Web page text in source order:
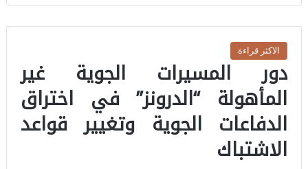
الاكثر قراءة
دور المسيرات الجوية غير
المأهولة “الدرونز” في اختراق
الدفاعات الجوية وتغيير قواعد
الاشتباك